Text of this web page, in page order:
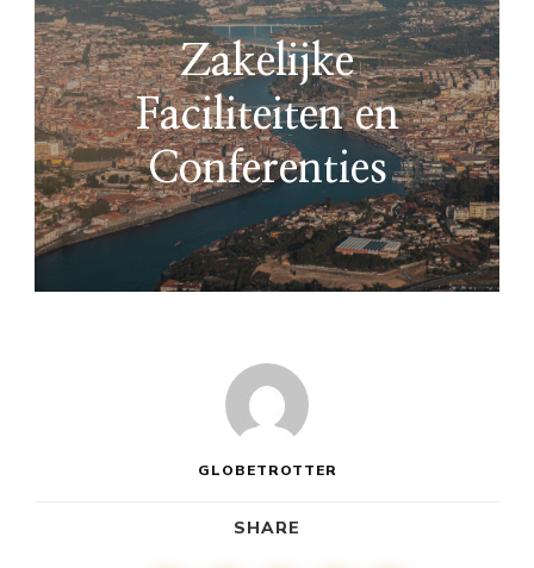
Zakelijke
Faciliteiten en
Conferenties
GLOBETROTTER
SHARE